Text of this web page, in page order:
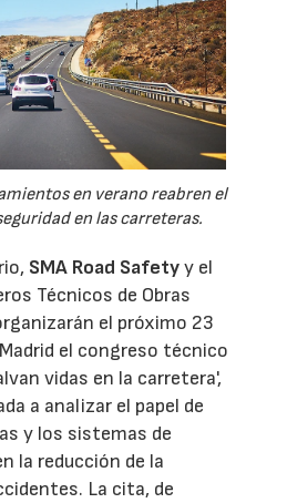
en verano reabren el
en las carreteras.
SMA Road Safetyy el
Técnicos de Obras
el próximo 23
el congreso técnico
vidas en la carretera',
a analizar el papel de
y los sistemas de
la reducción de la
La cita, de